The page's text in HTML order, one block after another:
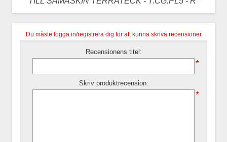
Du måste logga in/registrera dig för att kunna skriva recensioner
Recensionens titel:
*
Skriv produktrecension:
*